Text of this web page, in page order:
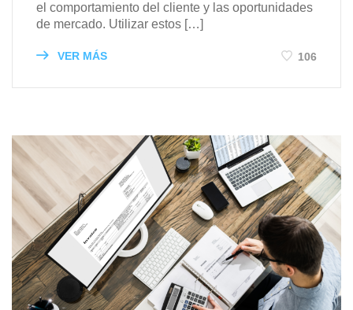
el comportamiento del cliente y las oportunidades
de mercado. Utilizar estos […]
VER MÁS 106